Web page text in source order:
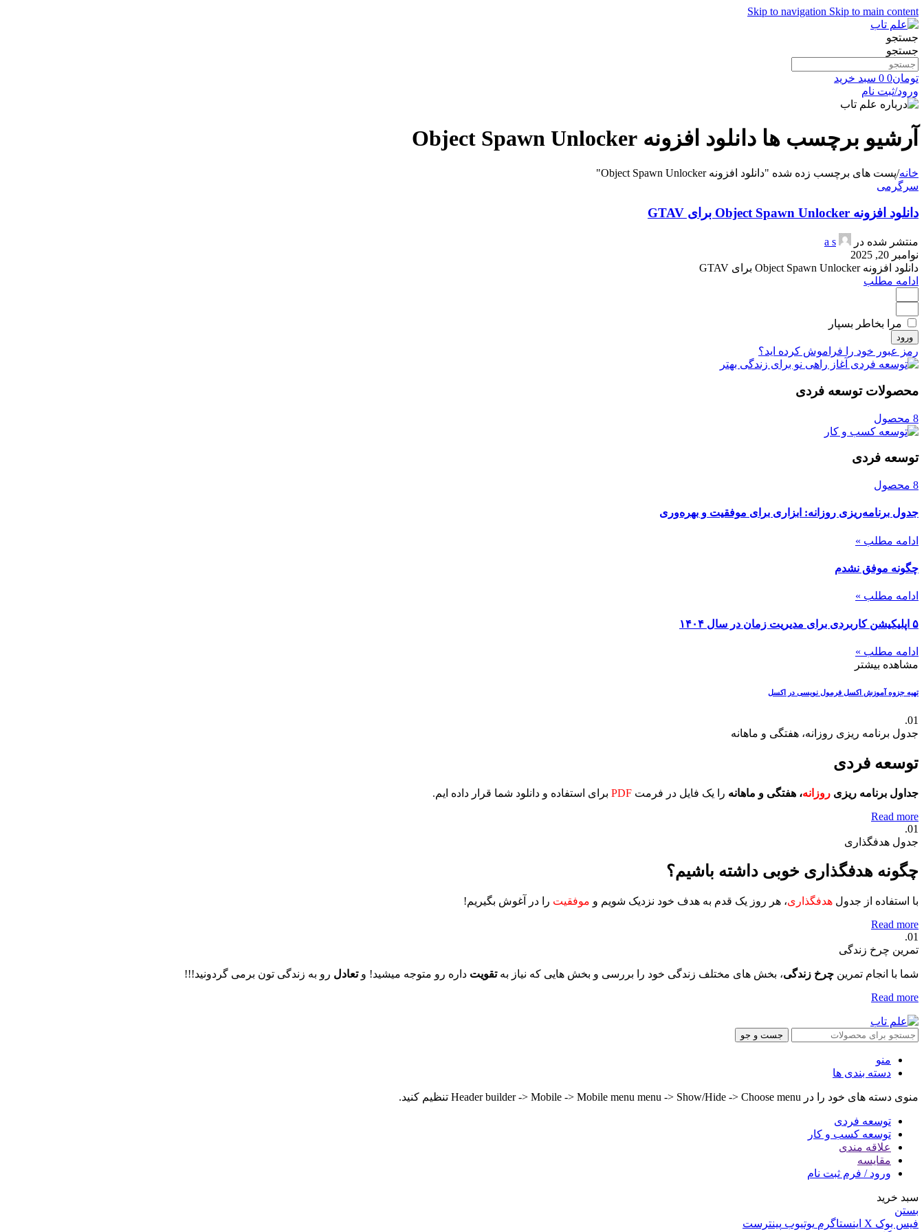
Skip to navigation Skip to main content
جستجو
جستجو
تومان0
0 سبد خرید
ورود/ثبت نام
آرشیو برچسب ها دانلود افزونه Object Spawn Unlocker
خانه/پست های برچسب زده شده "دانلود افزونه Object Spawn Unlocker"
سرگرمی
دانلود افزونه Object Spawn Unlocker برای GTAV
منتشر شده در
a s
نوامبر 20, 2025
دانلود افزونه Object Spawn Unlocker برای GTAV
ادامه مطلب
مرا بخاطر بسپار
ورود
رمز عبور خود را فراموش کرده اید؟
محصولات توسعه فردی
8 محصول
توسعه فردی
8 محصول
جدول برنامه‌ریزی روزانه: ابزاری برای موفقیت و بهره‌وری
ادامه مطلب »
چگونه موفق نشدم
ادامه مطلب »
۵ اپلیکیشن کاربردی برای مدیریت زمان در سال ۱۴۰۴
ادامه مطلب »
مشاهده بیشتر
تهیه جزوه آموزش اکسل فرمول نویسی در اکسل
01.
جدول برنامه ریزی روزانه، هفتگی و ماهانه
توسعه فردی
جداول برنامه ریزی روزانه، هفتگی و ماهانه را یک فایل در فرمت PDF برای استفاده و دانلود شما قرار داده ایم.
Read more
01.
جدول هدفگذاری
چگونه هدفگذاری خوبی داشته باشیم؟
با استفاده از جدول هدفگذاری، هر روز یک قدم به هدف خود نزدیک شویم و موفقیت را در آغوش بگیریم!
Read more
01.
تمرین چرخ زندگی
شما با انجام تمرین چرخ زندگی، بخش های مختلف زندگی خود را بررسی و بخش هایی که نیاز بهتقویت داره رو متوجه میشید! وتعادل رو به زندگی تون برمی گردونید!!!
Read more
جست و جو
منو
دسته بندی ها
منوی دسته های خود را در Header builder -> Mobile -> Mobile menu menu -> Show/Hide -> Choose menu تنظیم کنید.
توسعه فردی
توسعه کسب و کار
علاقه مندی
مقایسه
ورود / فرم ثبت نام
سبد خرید
بستن
فیس بوک X اینستاگرم یوتیوب پینترست